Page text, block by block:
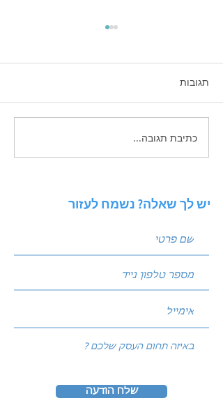
ניתוח סביבה באמצעות מודל
PESTEL: איך להגן על העסק
תגובות
כתיבת תגובה...
יש לך שאלה? נשמח לעזור
שלח הודעה